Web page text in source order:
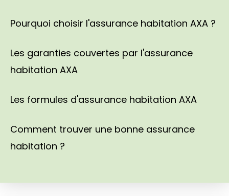
Pourquoi choisir l'assurance habitation AXA ?
Les garanties couvertes par l'assurance
habitation AXA
Les formules d'assurance habitation AXA
Comment trouver une bonne assurance
habitation ?